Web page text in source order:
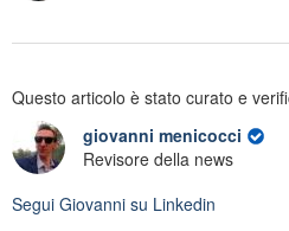
Questo articolo è stato curato e
giovanni menicocci
Revisore della news
Segui Giovanni su Linkedin